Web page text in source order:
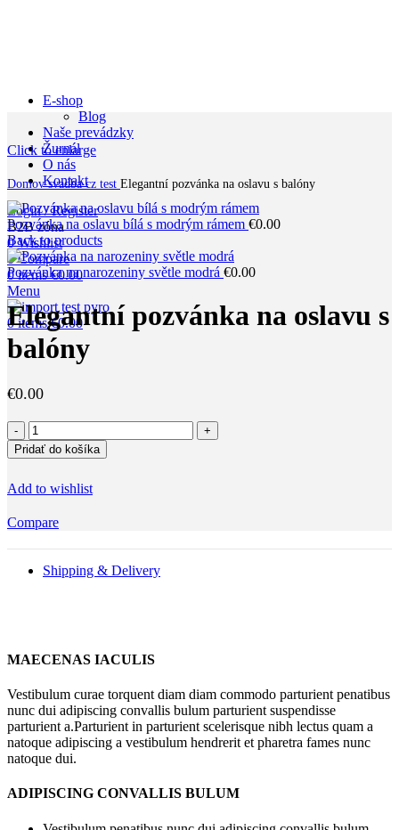
E-shop
Blog
Naše prevádzky
Žurnál
O nás
Kontakt
Login / Register
B2B zóna
0Wishlist
0 Compare
0items €0.00
Menu
0items €0.00
Click to enlarge
Domovsvadba cz test Elegantní pozvánka na oslavu s balóny
Pozvánka na oslavu bílá s modrým rámem €0.00
Back to products
Pozvánka na narozeniny světle modrá €0.00
Elegantní pozvánka na oslavu s
balóny
€0.00
množstvo
Elegantní
pozvánka
oslavu
balóny
Pridať do košíka
Add to wishlist
Compare
Shipping & Delivery
MAECENAS IACULIS
Vestibulum curae torquent diam diam commodo parturient penatibus
nunc dui adipiscing convallis bulum parturient suspendisse
parturient a.Parturient in parturient scelerisque nibh lectus quam a
natoque adipiscing a vestibulum hendrerit et pharetra fames nunc
natoque dui.
ADIPISCING CONVALLIS BULUM